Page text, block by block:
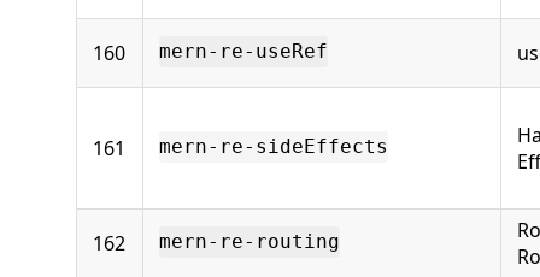
160 mern-re-useRef
161 mern-re-sideEffects
162 mern-re-routing